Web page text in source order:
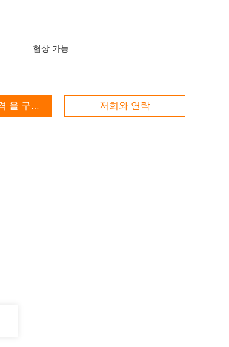
협상 가능
을 구하라 저희와 연락